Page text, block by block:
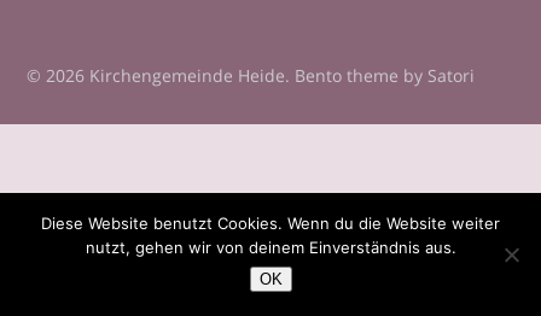
© 2026 Kirchengemeinde Heide. Bento theme by Satori
Diese Website benutzt Cookies. Wenn du die Website weiter
nutzt, gehen wir von deinem Einverständnis aus.
OK